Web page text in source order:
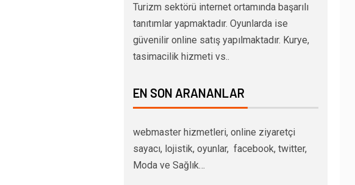
Turizm sektörü internet ortamında başarılı
tanıtımlar yapmaktadır. Oyunlarda ise
güvenilir online satış yapılmaktadır. Kurye,
tasimacilik hizmeti vs..
EN SON ARANANLAR
webmaster hizmetleri, online ziyaretçi
sayacı, lojistik, oyunlar, facebook, twitter,
Moda ve Sağlık…